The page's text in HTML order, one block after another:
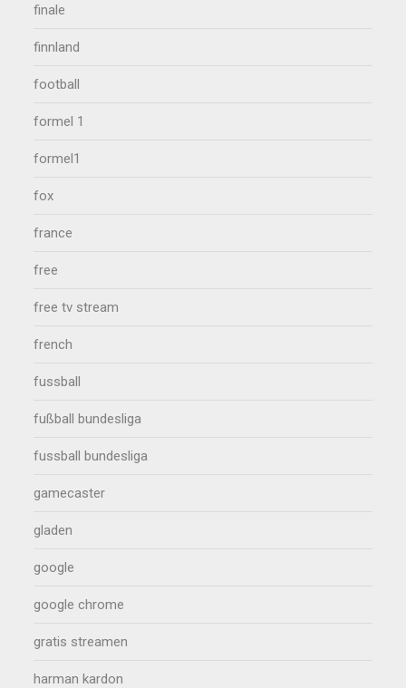
finale
finnland
football
formel 1
formel1
fox
france
free
free tv stream
french
fussball
fußball bundesliga
fussball bundesliga
gamecaster
gladen
google
google chrome
gratis streamen
harman kardon